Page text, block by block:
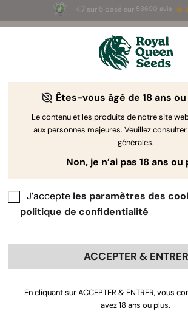
4.7 sur 5 basé sur 58690 avis
☀️ Summer Sales : jusqu'à -50
certains produits ! ⏤
The RQS Blog
Articles Cannabis Lifestyle
Êtes-vous âgé de 18 ans
Le contenu et les produits de notre site
aux personnes majeures. Veuillez
générales.
Non, je n’ai pas 18 ans ou
J’accepte les paramètres des
politique de confidentialité
ACCEPTER & ENTRER
En cliquant sur ACCEPTER & ENTRER, vous
avez 18 ans ou plus.